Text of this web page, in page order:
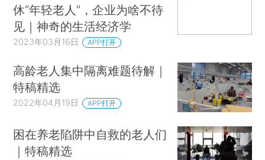
休“年轻老人”，企业为啥不待
见｜神奇的生活经济学
2023年03月16日 APP打开
高龄老人集中隔离难题待解｜
特稿精选
2022年04月19日 APP打开
困在养老陷阱中自救的老人们
｜特稿精选